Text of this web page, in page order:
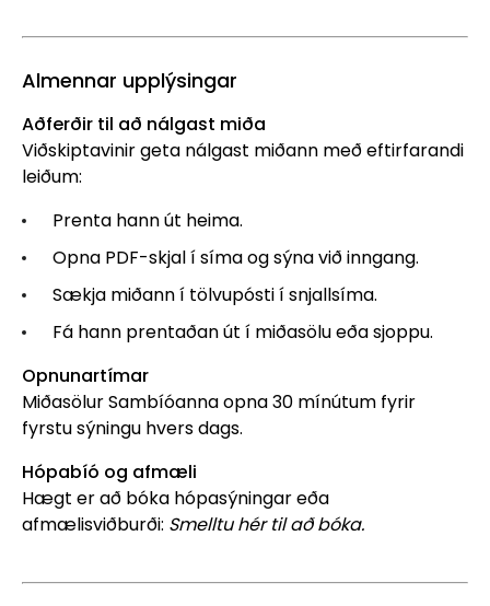
Almennar upplýsingar
Aðferðir til að nálgast miða
Viðskiptavinir geta nálgast miðann með eftirfarandi
leiðum:
Prenta hann út heima.
Opna PDF-skjal í síma og sýna við inngang.
Sækja miðann í tölvupósti í snjallsíma.
Fá hann prentaðan út í miðasölu eða sjoppu.
Opnunartímar
Miðasölur Sambíóanna opna 30 mínútum fyrir
fyrstu sýningu hvers dags.
Hópabíó og afmæli
Hægt er að bóka hópasýningar eða
afmælisviðburði: Smelltu hér til að bóka.